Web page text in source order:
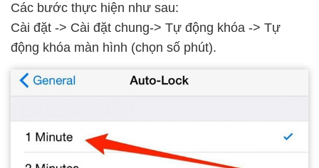
Các bước thực hiện như sau:
Cài đặt -> Cài đặt chung-> Tự động khóa -> Tự
động khóa màn hình (chọn số phút).